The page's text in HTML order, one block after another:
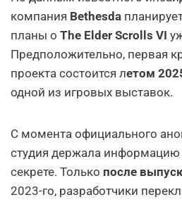
компания Bethesda
планы о The Elder Scrolls VI
Предположительно, первая
проекта состоится летом
одной из игровых выставок.
С момента официального
студия держала информацию
секрете. Только после
2023-го, разработчики